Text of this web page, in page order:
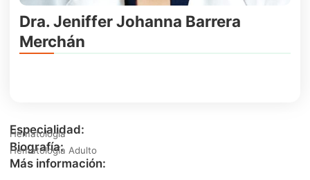
Dra. Jeniffer Johanna Barrera
Merchán
Especialidad:
Hematología
Biografía:
Hematología Adulto
Más información: